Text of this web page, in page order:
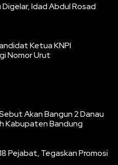
Idad Abdul Rosad
Ketua KNPI
Nomor Urut
Akan Bangun 2 Danau
Kabupaten Bandung
Pejabat, Tegaskan Promosi